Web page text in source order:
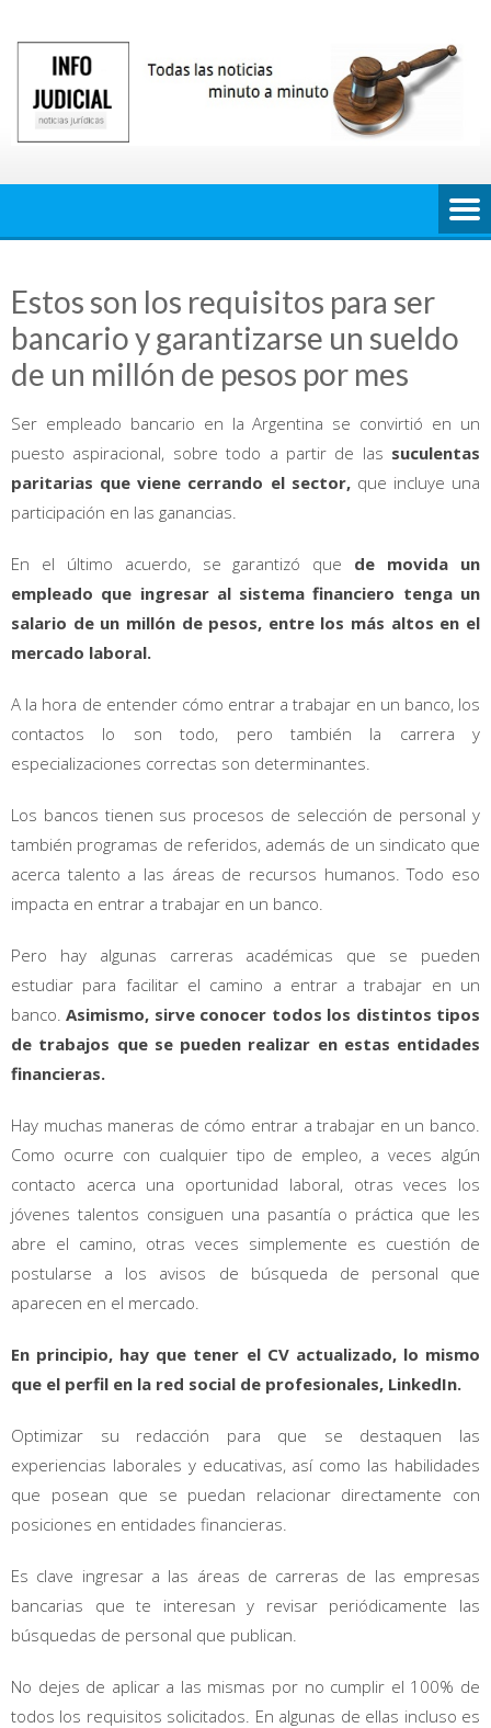
contenido
Estos son los requisitos para ser
bancario y garantizarse un sueldo
de un millón de pesos por mes
Ser empleado bancario en la Argentina se convirtió en un
puesto aspiracional, sobre todo a partir de las suculentas
paritarias que viene cerrando el sector,que incluye una
participación en las ganancias.
En el último acuerdo, se garantizó que de movida un
empleado que ingresar al sistema financiero tenga un
salario de un millón de pesos, entre los más altos en el
mercado laboral.
A la hora de entender cómo entrar a trabajar en un banco, los
contactos lo son todo, pero también la carrera y
especializaciones correctas son determinantes.
Los bancos tienen sus procesos de selección de personal y
también programas de referidos, además de un sindicato que
acerca talento a las áreas de recursos humanos. Todo eso
impacta en entrar a trabajar en un banco.
Pero hay algunas carreras académicas que se pueden
estudiar para facilitar el camino a entrar a trabajar en un
banco.Asimismo, sirve conocer todos los distintos tipos
de trabajos que se pueden realizar en estas entidades
financieras.
Hay muchas maneras de cómo entrar a trabajar en un banco.
Como ocurre con cualquier tipo de empleo, a veces algún
contacto acerca una oportunidad laboral, otras veces los
jóvenes talentos consiguen una pasantía o práctica que les
abre el camino, otras veces simplemente es cuestión de
postularse a los avisos de búsqueda de personal que
aparecen en el mercado.
En principio, hay que tener el CV actualizado, lo mismo
que el perfil en la red social de profesionales, LinkedIn.
Optimizar su redacción para que se destaquen las
experiencias laborales y educativas, así como las habilidades
que posean que se puedan relacionar directamente con
posiciones en entidades financieras.
Es clave ingresar a las áreas de carreras de las empresas
bancarias que te interesan y revisar periódicamente las
búsquedas de personal que publican.
No dejes de aplicar a las mismas por no cumplir el 100% de
todos los requisitos solicitados. En algunas de ellas incluso es